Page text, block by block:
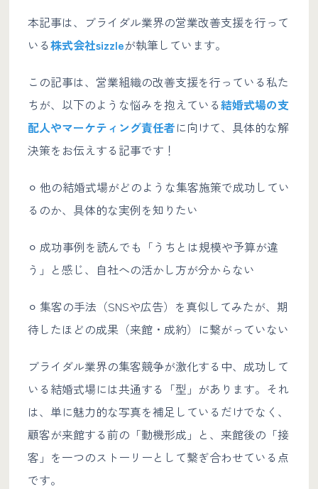
本記事は、ブライダル業界の営業改善支援を行って
いる株式会社sizzleが執筆しています。
この記事は、営業組織の改善支援を行っている私た
ちが、以下のような悩みを抱えている結婚式場の支
配人やマーケティング責任者に向けて、具体的な解
決策をお伝えする記事です！
⚪︎ 他の結婚式場がどのような集客施策で成功してい
るのか、具体的な実例を知りたい
⚪︎ 成功事例を読んでも「うちとは規模や予算が違
う」と感じ、自社への活かし方が分からない
⚪︎ 集客の手法（SNSや広告）を真似してみたが、期
待したほどの成果（来館・成約）に繋がっていない
ブライダル業界の集客競争が激化する中、成功して
いる結婚式場には共通する「型」があります。それ
は、単に魅力的な写真を補足しているだけでなく、
顧客が来館する前の「動機形成」と、来館後の「接
客」を一つのストーリーとして繋ぎ合わせている点
です。